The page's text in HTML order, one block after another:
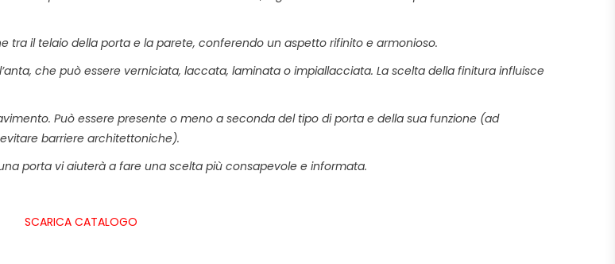
tra il telaio della porta e la parete, conferendo un aspetto rifinito e armonioso.
che può essere verniciata, laccata, laminata o impiallacciata. La scelta della finitura influisce
Può essere presente o meno a seconda del tipo di porta e della sua funzione (ad
barriere architettoniche).
porta vi aiuterà a fare una scelta più consapevole e informata.
SCARICA CATALOGO